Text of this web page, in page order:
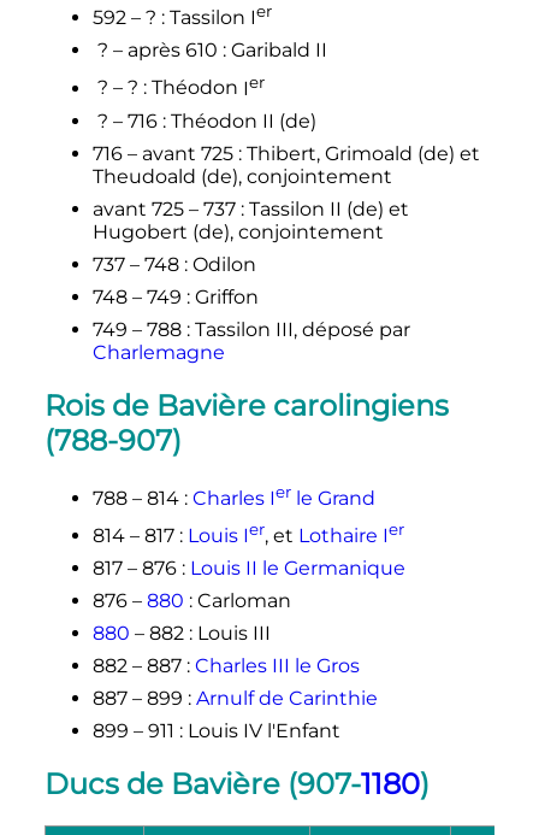
592 – ? : Tassilon Ier
? – après 610 : Garibald II
? – ? : Théodon Ier
? – 716 : Théodon II (de)
716 – avant 725 : Thibert, Grimoald (de) et
Theudoald (de), conjointement
avant 725 – 737 : Tassilon II (de) et
Hugobert (de), conjointement
737 – 748 : Odilon
748 – 749 : Griffon
749 – 788 : Tassilon III, déposé par
Charlemagne
Rois de Bavière carolingiens
(788-907)
788 – 814 : Charles Ierle Grand
814 – 817 : Louis Ier, et Lothaire Ier
817 – 876 : Louis II le Germanique
876 – 880 : Carloman
880 – 882 : Louis III
882 – 887 : Charles III le Gros
887 – 899 : Arnulf de Carinthie
899 – 911 : Louis IV l'Enfant
Ducs de Bavière (907-1180)